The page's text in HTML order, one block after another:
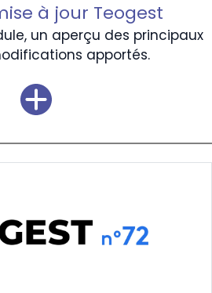
à jour Teogest
un aperçu des principaux
apportés.